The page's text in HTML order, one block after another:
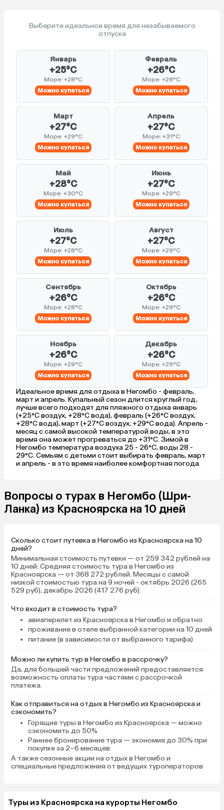
Выберите идеальное время для незабываемого
отпуска
Январь
+25°C
Море: +28°C
Можно купаться
Февраль
+26°C
Море: +28°C
Можно купаться
Март
+27°C
Море: +29°C
Можно купаться
Апрель
+27°C
Море: +31°C
Можно купаться
Май
+28°C
Море: +30°C
Можно купаться
Июнь
+27°C
Море: +29°C
Можно купаться
Июль
+27°C
Море: +28°C
Можно купаться
Август
+27°C
Море: +29°C
Можно купаться
Сентябрь
+26°C
Море: +28°C
Можно купаться
Октябрь
+26°C
Море: +29°C
Можно купаться
Ноябрь
+26°C
Море: +29°C
Можно купаться
Декабрь
+26°C
Море: +29°C
Можно купаться
Идеальное время для отдыха в Негомбо - февраль,
март и апрель. Купальный сезон длится круглый год,
лучше всего подходят для пляжного отдыха январь
(+25°C воздух, +28°C вода), февраль (+26°C воздух,
+28°C вода), март (+27°C воздух, +29°C вода). Апрель -
месяц с самой высокой температурой воды, в это
время она может прогреваться до +31°C. Зимой в
Негомбо температура воздуха 25 - 26°C, воды 28 -
29°C. Семьям с детьми стоит выбирать февраль, март
и апрель - в это время наиболее комфортная погода.
Вопросы о турах в Негомбо (Шри-
Ланка) из Красноярска на 10 дней
Сколько стоит путевка в Негомбо из Красноярска на 10
дней?
Минимальная стоимость путевки — от 259 342 рублей на
10 дней. Средняя стоимость тура в Негомбо из
Красноярска — от 368 272 рублей. Месяцы с самой
низкой стоимостью тура на 9 ночей - октябрь 2026 (265
529 руб), декабрь 2026 (417 276 руб).
Что входит в стоимость тура?
авиаперелет из Красноярска в Негомбо и обратно
проживание в отеле выбранной категории на 10 дней
питание (в зависимости от выбранного тарифа)
Можно ли купить тур в Негомбо в рассрочку?
Да, для большей части предложений предоставляется
возможность оплаты тура частями с рассрочкой
платежа.
Как отправиться на отдых в Негомбо из Красноярска и
сэкономить?
Горящие туры в Негомбо из Красноярска — можно
сэкономить до 50%
Раннее бронирование тура — экономия до 30% при
покупке за 2–6 месяцев
А такжесезонные акции на отдых в Негомбо и
специальные предложения от ведущих туроператоров
Туры из Красноярска на курорты Негомбо